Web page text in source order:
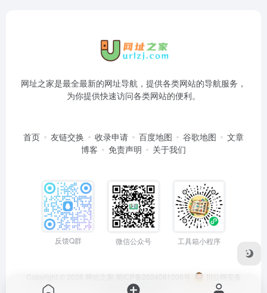
网址之家是最全最新的网址导航，提供各类网站的导航服务，
为你提供快速访问各类网站的便利。
首页 友链交换 收录申请 百度地图 谷歌地图
文章
博客
免责声明 关于我们
反馈Q群 微信公众号 工具箱小程序
Copyright © 2026 网址之家 蜀ICP备2024081006号
川公网安备
51050202000563号